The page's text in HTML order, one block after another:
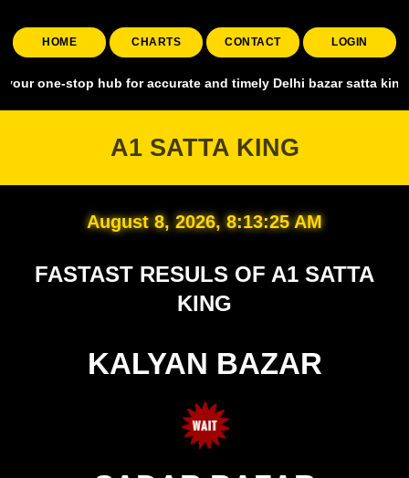
HOME CHARTS CONTACT LOGIN
hub for accurate and timely Delhi bazar satta king,
A1 SATTA KING
August 8, 2026, 8:13:26 AM
FASTAST RESULS OF A1 SATTA
KING
KALYAN BAZAR